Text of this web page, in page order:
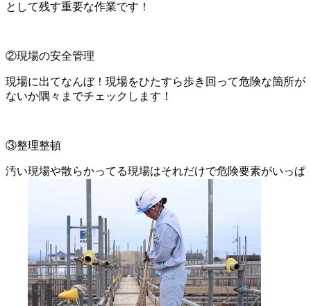
として残す重要な作業です！
②現場の安全管理
現場に出てなんぼ！現場をひたすら歩き回って危険な箇所が
ないか隅々までチェックします！
③整理整頓
汚い現場や散らかってる現場はそれだけで危険要素がいっぱ